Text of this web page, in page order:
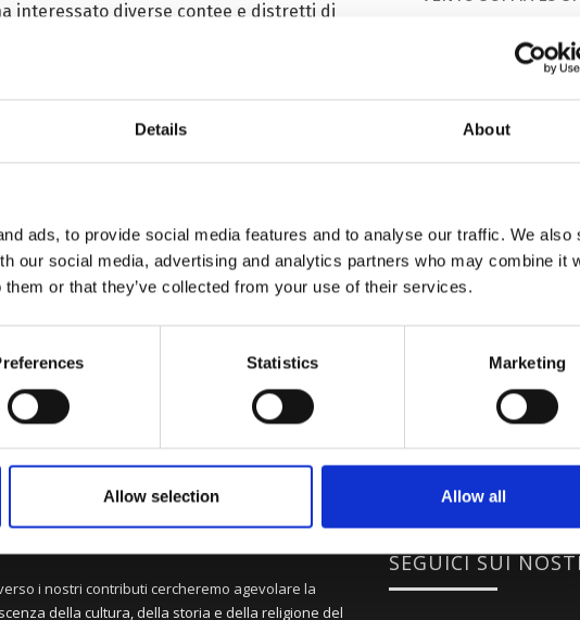
Details About
ads, to provide social media features and to analyse our traffic. We also
our social media, advertising and analytics partners who may combine it
or that they’ve collected from your use of their services.
Statistics Marketing
Allow selection Allow all
interessato diverse contee e distretti di
i nostri contributi cercheremo agevolare la
della cultura, della storia e della religione del
SEGUICI SUI